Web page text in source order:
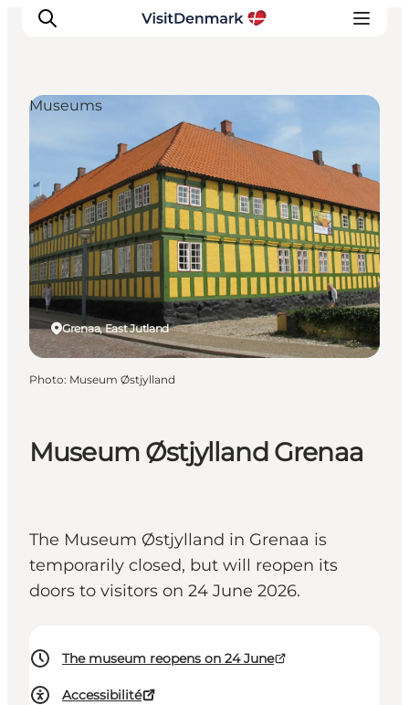
Inspirations
Destinations
Quoi faire
Hébergements
Planifiez votre voyage
Museum Østjylland Grenaa
The Museum Østjylland in Grenaa is
temporarily closed, but will reopen its
doors to visitors on 24 June 2026.
The museum reopens on 24 June
Accessibilité
Grenaa, East Jutland
Museums
Photo: Museum Østjylland